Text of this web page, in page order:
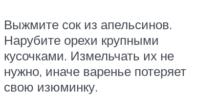
Выжмите сок из апельсинов.
Нарубите орехи крупными
кусочками. Измельчать их не
нужно, иначе варенье потеряет
свою изюминку.